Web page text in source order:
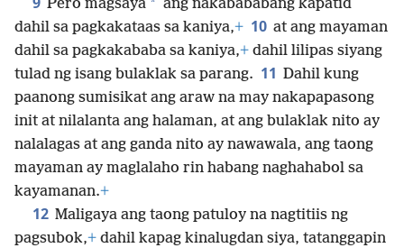
Pero magsaya * ang nakabababang kapatid
dahil sa pagkakataas sa kaniya,+ 10 at ang mayaman
dahil sa pagkakababa sa kaniya,+ dahil lilipas siyang
tulad ng isang bulaklak sa parang. 11 Dahil kung
paanong sumisikat ang araw na may nakapapasong
init at nilalanta ang halaman, at ang bulaklak nito ay
nalalagas at ang ganda nito ay nawawala, ang taong
mayaman ay maglalaho rin habang naghahabol sa
kayamanan.+
12 Maligaya ang taong patuloy na nagtitiis ng
pagsubok,+ dahil kapag kinalugdan siya, tatanggapin